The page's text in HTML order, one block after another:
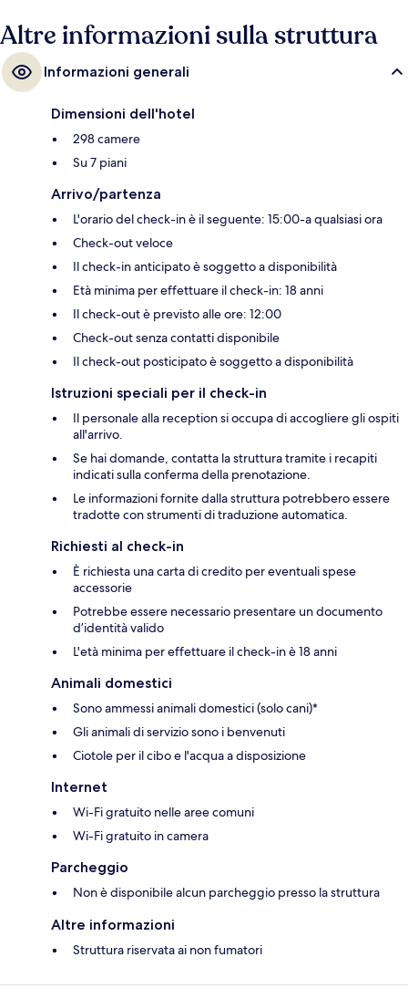
Altre informazioni sulla struttura
Informazioni generali
Dimensioni dell'hotel
298 camere
Su 7 piani
Arrivo/partenza
L'orario del check-in è il seguente: 15:00-a qualsiasi ora
Check-out veloce
Il check-in anticipato è soggetto a disponibilità
Età minima per effettuare il check-in: 18 anni
Il check-out è previsto alle ore: 12:00
Check-out senza contatti disponibile
Il check-out posticipato è soggetto a disponibilità
Istruzioni speciali per il check-in
Il personale alla reception si occupa di accogliere gli ospiti
all'arrivo.
Se hai domande, contatta la struttura tramite i recapiti
indicati sulla conferma della prenotazione.
Le informazioni fornite dalla struttura potrebbero essere
tradotte con strumenti di traduzione automatica.
Richiesti al check-in
È richiesta una carta di credito per eventuali spese
accessorie
Potrebbe essere necessario presentare un documento
d’identità valido
L'età minima per effettuare il check-in è 18 anni
Animali domestici
Sono ammessi animali domestici (solo cani)*
Gli animali di servizio sono i benvenuti
Ciotole per il cibo e l'acqua a disposizione
Internet
Wi-Fi gratuito nelle aree comuni
Wi-Fi gratuito in camera
Parcheggio
Non è disponibile alcun parcheggio presso la struttura
Altre informazioni
Struttura riservata ai non fumatori